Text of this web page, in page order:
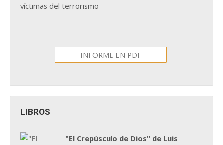
víctimas del terrorismo
INFORME EN PDF
LIBROS
"El Crepúsculo de Dios" de Luis